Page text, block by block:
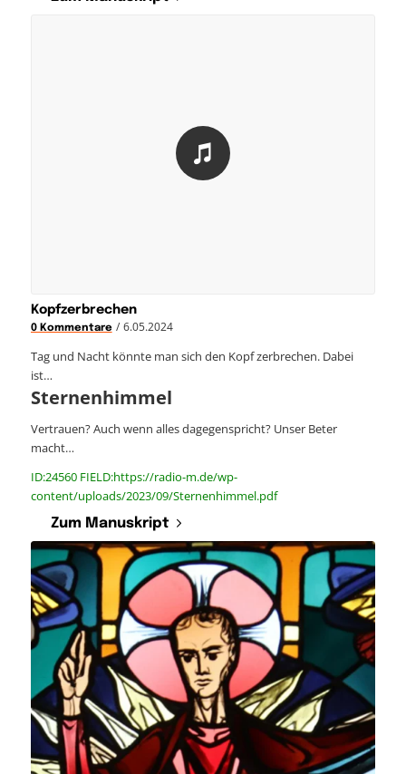
Kopfzerbrechen
0 Kommentare / 6.05.2024
Tag und Nacht könnte man sich den Kopf zerbrechen. Dabei
ist…
Sternenhimmel
Vertrauen? Auch wenn alles dagegenspricht? Unser Beter
macht…
ID:24560 FIELD:https://radio-m.de/wp-
content/uploads/2023/09/Sternenhimmel.pdf
Zum Manuskript